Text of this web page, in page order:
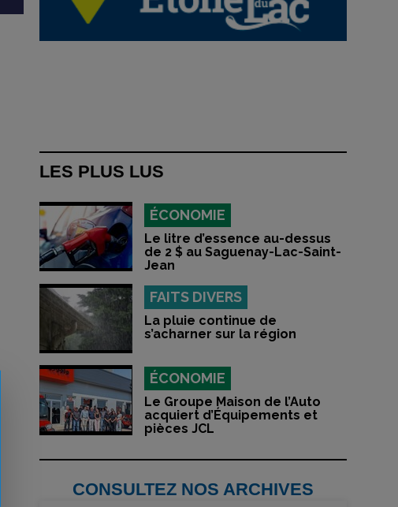
LES PLUS LUS
ÉCONOMIE
Le litre d’essence au-dessus
de 2 $ au Saguenay-Lac-Saint-
Jean
FAITS DIVERS
La pluie continue de
s’acharner sur la région
ÉCONOMIE
Le Groupe Maison de l’Auto
acquiert d’Équipements et
pièces JCL
CONSULTEZ NOS ARCHIVES